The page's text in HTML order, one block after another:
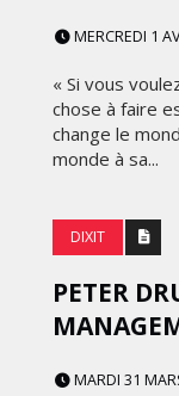
MERCREDI 1
« Si vous
chose à faire
change le
monde à sa...
DIXIT
PETER
MARDI 31